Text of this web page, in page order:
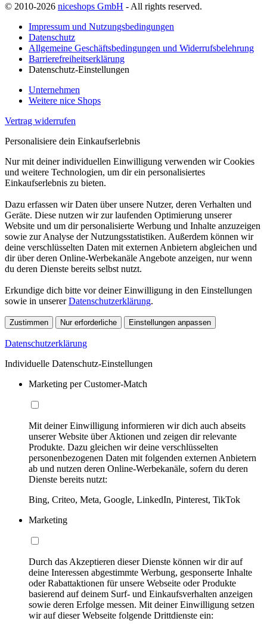
© 2010-2026 niceshops GmbH - All rights reserved.
Impressum und Nutzungsbedingungen
Datenschutz
Allgemeine Geschäftsbedingungen und Widerrufsbelehrung
Barrierefreiheitserklärung
Datenschutz-Einstellungen
Unternehmen
Weitere nice Shops
Vertrag widerrufen
Personalisiere dein Einkaufserlebnis
Nur mit deiner individuellen Einwilligung verwenden wir Cookies
und weitere Technologien, um dir ein personalisiertes
Einkaufserlebnis zu bieten.
Dazu erfassen wir Daten über unsere Nutzer, deren Verhalten und
Geräte. Diese nutzen wir zur laufenden Optimierung unserer
Website und um dir personalisierte Werbung und Inhalte anzuzeigen
sowie zur Analyse der Nutzungsstatistiken. Außerdem können wir
deine verschlüsselten Daten mit externen Anbietern abgleichen und
dir über deren Online-Werbekanäle Angebote anzeigen, nur wenn
du deren Dienste bereits selbst nutzt.
Erkundige dich bitte vor deiner Einwilligung in den Einstellungen
sowie in unsererDatenschutzerklärung.
Zustimmen Nur erforderliche Einstellungen anpassen
Datenschutzerklärung
Individuelle Datenschutz-Einstellungen
Marketing per Customer-Match
Mit deiner Einwilligung informieren wir dich auch abseits
unserer Website über Aktionen und zeigen dir relevante
Produkte. Dazu gleichen wir deine verschlüsselten
personenbezogenen Daten mit folgenden externen Anbietern
ab und nutzen deren Online-Werbekanäle, sofern du deren
Dienste bereits nutzt:
Bing, Criteo, Meta, Google, LinkedIn, Pinterest, TikTok
Marketing
Durch das Akzeptieren dieser Dienste können wir dir auf
deine Interessen abgestimmte Werbung, gesponserte Inhalte
oder Rabattaktionen für unsere Webseite oder Produkte
basierend auf deinem Surf- und Einkaufsverhalten anzeigen
sowie deren Erfolge messen. Mit deiner Einwilligung setzen
wir auf dieser Webseite folgende Drittdienste ein: